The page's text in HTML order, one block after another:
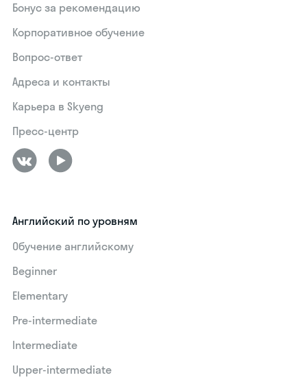
Бонус за рекомендацию
Корпоративное обучение
Вопрос-ответ
Адреса и контакты
Карьера в Skyeng
Пресс-центр
Английский по уровням
Обучение английскому
Beginner
Elementary
Pre-intermediate
Intermediate
Upper-intermediate